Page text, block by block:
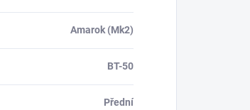
Amarok (Mk2)
BT-50
Přední